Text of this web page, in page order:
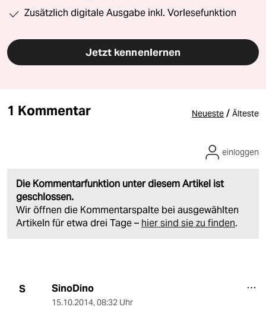
Zusätzlich digitale Ausgabe inkl. Vorlesefunktion
Jetzt kennenlernen
1 Kommentar Neueste / Älteste
Die Kommentarfunktion unter diesem Artikel ist
geschlossen.
Wir öffnen die Kommentarspalte bei ausgewählten
Artikeln für etwa drei Tage – hier sind sie zu finden.
einloggen
S SinoDino
15.10.2014, 08:32 Uhr